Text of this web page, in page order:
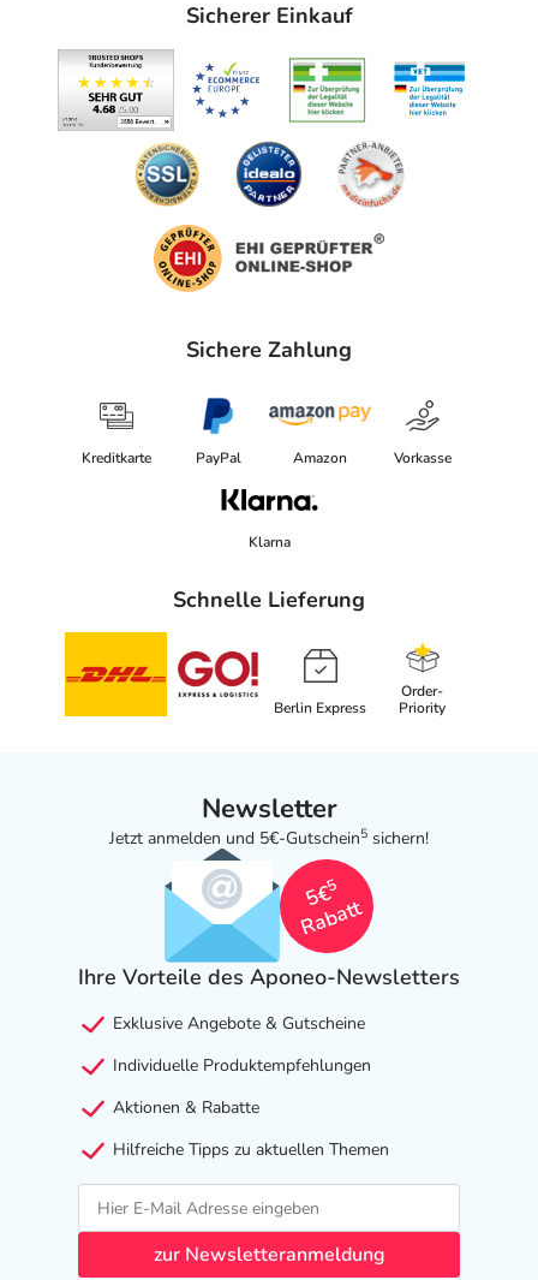
Sicherer Einkauf
Sichere Zahlung
Kreditkarte PayPal Amazon Vorkasse
Klarna
Schnelle Lieferung
Berlin Express
Order-
Priority
Newsletter
Jetzt anmelden und 5€-Gutschein5 sichern!
5€
5
Rabatt
Ihre Vorteile des Aponeo-Newsletters
Exklusive Angebote & Gutscheine
Individuelle Produktempfehlungen
Aktionen & Rabatte
Hilfreiche Tipps zu aktuellen Themen
zur Newsletteranmeldung